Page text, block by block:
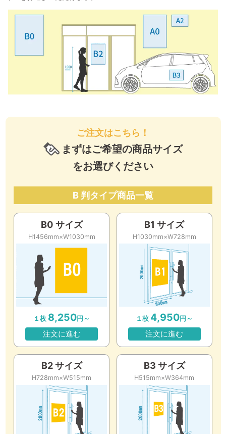
ご注文はこちら！
まずはご希望の商品サイズ
をお選びください
B 判タイプ商品一覧
B0 サイズ
H1456mm×W1030mm
１枚 8,250円～
注文に進む
B1 サイズ
H1030mm×W728mm
１枚 4,950円～
注文に進む
B2 サイズ
H728mm×W515mm
B3 サイズ
H515mm×W364mm